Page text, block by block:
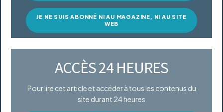
JE NE SUIS ABONNÉ NI AU MAGAZINE, NI AU SITE
WEB
ACCÈS 24 HEURES
Pour lire cet article et accéder à tous les contenus du
site durant 24 heures